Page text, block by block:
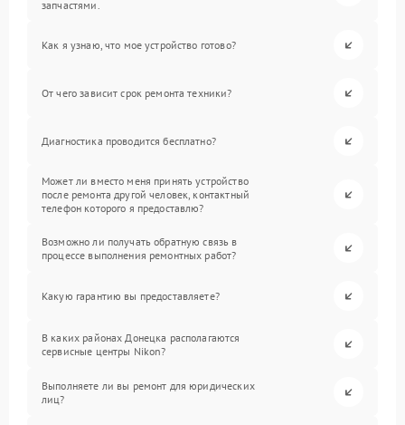
запчастями.
Как я узнаю, что мое устройство готово?
От чего зависит срок ремонта техники?
Диагностика проводится бесплатно?
Может ли вместо меня принять устройство
после ремонта другой человек, контактный
телефон которого я предоставлю?
Возможно ли получать обратную связь в
процессе выполнения ремонтных работ?
Какую гарантию вы предоставляете?
В каких районах Донецка располагаются
сервисные центры Nikon?
Выполняете ли вы ремонт для юридических
лиц?